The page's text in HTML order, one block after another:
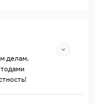
делам.